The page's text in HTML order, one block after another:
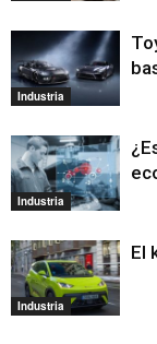
Industria
Industria
Industria
El